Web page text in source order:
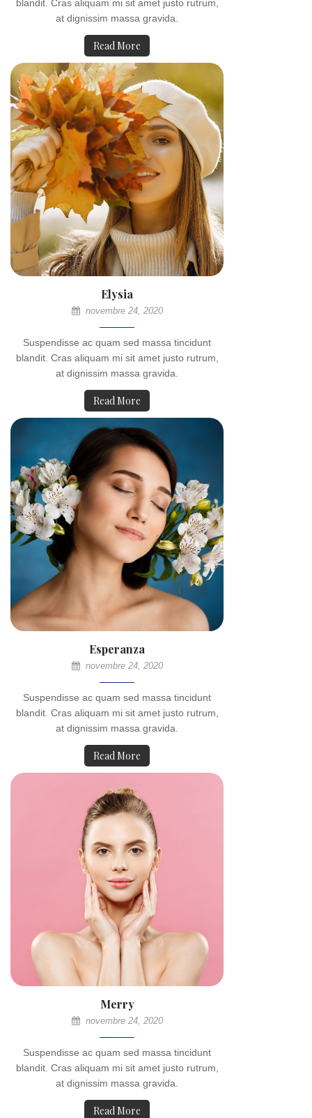
blandit. Cras aliquam mi sit amet justo rutrum,
at dignissim massa gravida.
Read More
Elysia
novembre 24, 2020
Suspendisse ac quam sed massa tincidunt
blandit. Cras aliquam mi sit amet justo rutrum,
at dignissim massa gravida.
Read More
Esperanza
novembre 24, 2020
Suspendisse ac quam sed massa tincidunt
blandit. Cras aliquam mi sit amet justo rutrum,
at dignissim massa gravida.
Read More
Merry
novembre 24, 2020
Suspendisse ac quam sed massa tincidunt
blandit. Cras aliquam mi sit amet justo rutrum,
at dignissim massa gravida.
Read More